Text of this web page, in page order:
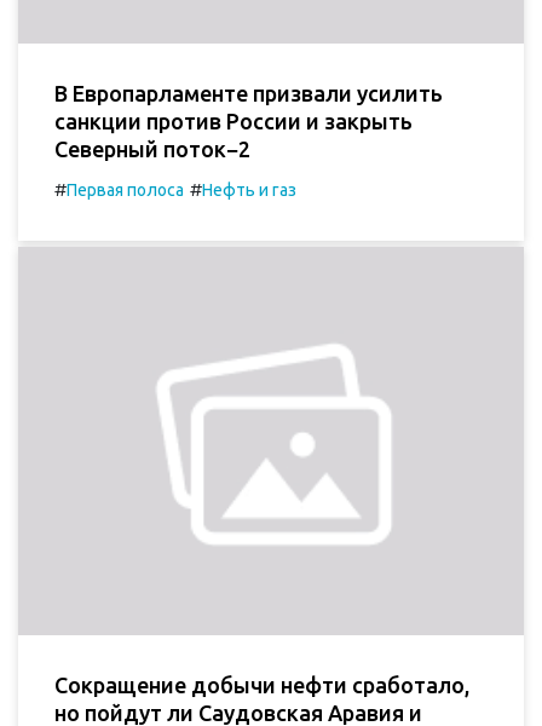
В Европарламенте призвали усилить
санкции против России и закрыть
Северный поток−2
#Первая полоса #Нефть и газ
Сокращение добычи нефти сработало,
но пойдут ли Саудовская Аравия и